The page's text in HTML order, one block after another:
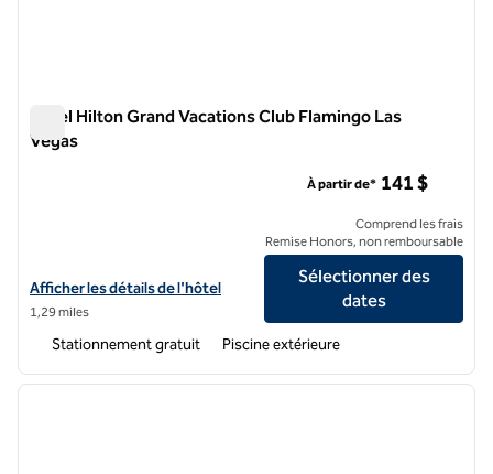
Hôtel Hilton Grand Vacations Club Flamingo Las
Vegas
Afficher les détails de l'hôtel Hilton Grand Vacations Club Flamingo
Afficher les détails de l'hôtel
1,29 miles
À partir de* 141 $
Comprend les frais
Remise Honors, non remboursable
Sélectionner des
dates
Stationnement gratuit Piscine extérieure
1 sur 12